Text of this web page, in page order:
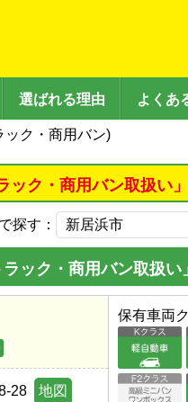
選ばれる理由 よくあ
ック・商用バン)
ック・商用バン取扱い
探す：
ック・商用バン取扱
28 地図
保有車両